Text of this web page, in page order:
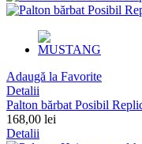
Adaugă la Favorite
Detalii
Palton bărbat Posibil
168,00 lei
Detalii